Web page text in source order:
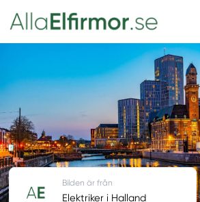
Bilden är från
Elektriker i Halland